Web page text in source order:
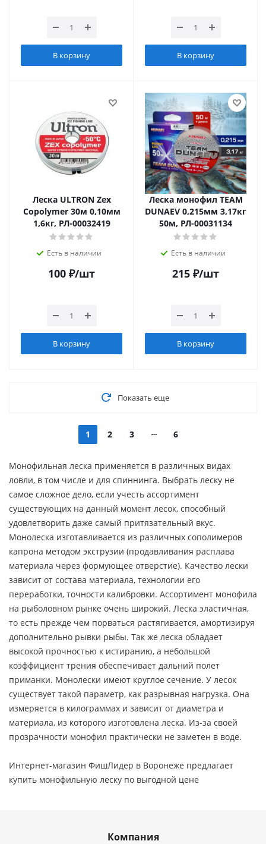
В корзину В корзину
Леска ULTRON Zex
Copolymer 30м 0,10мм
1,6кг, РЛ-00032419
Есть в наличии
100 ₽/шт
В корзину
Леска монофил TEAM
DUNAEV 0,215мм 3,17кг
50м, РЛ-00031134
Есть в наличии
215 ₽/шт
В корзину
Показать еще
1 2 3 6
Монофильная леска применяется в различных видах
ловли, в том числе и для спиннинга. Выбрать леску не
самое сложное дело, если учесть ассортимент
существующих на данный момент лесок, способный
удовлетворить даже самый притязательный вкус.
Монолеска изготавливается из различных сополимеров
капрона методом экструзии (продавливания расплава
материала через формующее отверстие). Качество лески
зависит от состава материала, технологии его
переработки, точности калибровки. Ассортимент монофила
на рыболовном рынке очень широкий. Леска эластичная,
то есть прежде чем порваться растягивается, амортизируя
дополнительно рывки рыбы. Так же леска обладает
высокой прочностью к истиранию, а небольшой
коэффициент трения обеспечивает дальний полет
приманки. Монолески имеют круглое сечение. У лесок
существует такой параметр, как разрывная нагрузка. Она
измеряется в килограммах и зависит от диаметра и
материала, из которого изготовлена леска. Из-за своей
прозрачности монофил практически не заметен в воде.
Интернет-магазин ФишЛидер в Воронеже предлагает
купить монофильную леску по выгодной цене
Компания